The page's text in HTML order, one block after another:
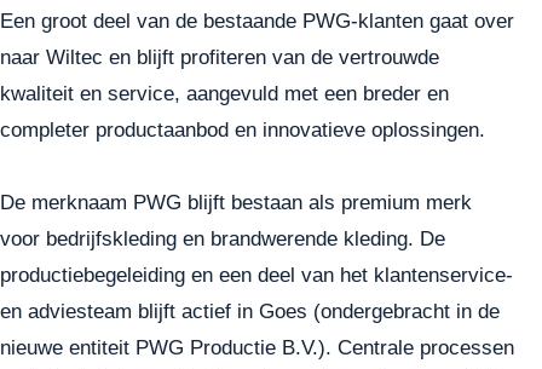
Een groot deel van de bestaande PWG-klanten gaat over
naar Wiltec en blijft profiteren van de vertrouwde
kwaliteit en service, aangevuld met een breder en
completer productaanbod en innovatieve oplossingen.
De merknaam PWG blijft bestaan als premium merk
voor bedrijfskleding en brandwerende kleding. De
productiebegeleiding en een deel van het klantenservice-
en adviesteam blijft actief in Goes (ondergebracht in de
nieuwe entiteit PWG Productie B.V.). Centrale processen